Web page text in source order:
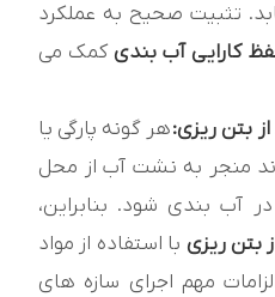
تثبیت صحیح به عملکرد
کارایی آب بندی کمک می
بتن ریزی:هر گونه پارگی یا
منجر به نشت آب از محل
آب بندی شود. بنابراین،
بتن ریزی با استفاده از مواد
مهم اجرای سازه های